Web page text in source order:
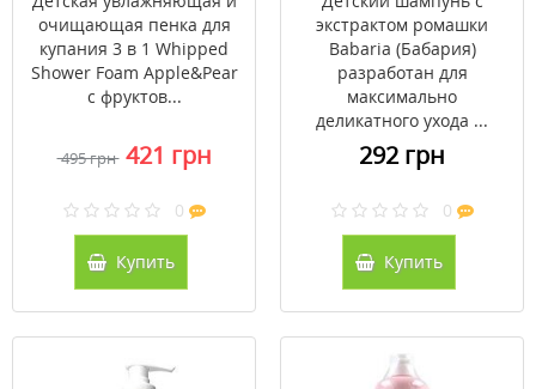
Whipped Shower Foam
Apple & Pear 250 мл
очищающая пенка для
купания 3 в 1 Whipped
Shower Foam Apple&Pear
с фруктов...
495 грн 421 грн
0
Купить
экстрактом ромашки
Babaria (Бабария)
разработан для
максимально
деликатного ухода ...
292 грн
0
Купить